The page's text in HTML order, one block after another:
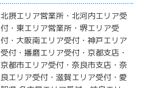
北摂エリア営業所・北河内エリア受
付・東エリア営業所・堺エリア受
付・大阪南エリア受付・神戸エリア
受付・播磨エリア受付・京都支店・
京都市エリア受付・奈良市支店・奈
良エリア受付・滋賀エリア受付・愛